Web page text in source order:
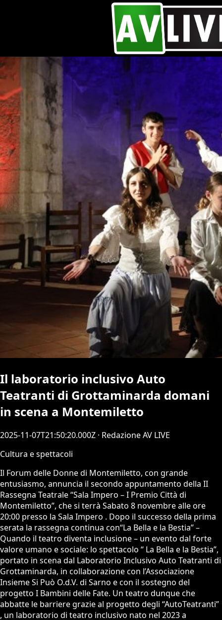
Il laboratorio inclusivo Auto
Teatranti di Grottaminarda domani
in scena a Montemiletto
2025-11-07T21:50:20.000Z · Redazione AV LIVE
Cultura e spettacoli
Il Forum delle Donne di Montemiletto, con grande
entusiasmo, annuncia il secondo appuntamento della II
Rassegna Teatrale “Sala Impero – I Premio Città di
Montemiletto”, che si terrà Sabato 8 novembre alle ore
20:00 presso la Sala Impero . Dopo il successo della prima
serata la rassegna continua con“La Bella e la Bestia” –
Quando il teatro diventa inclusione – un evento dal forte
valore umano e sociale: lo spettacolo “ La Bella e la Bestia”,
portato in scena dal Laboratorio Inclusivo Auto Teatranti di
Grottaminarda, in collaborazione con l’Associazione
Insieme Si Può O.d.V. di Sarno e con il sostegno del
progetto I Bambini delle Fate. Un teatro dunque che
abbatte le barriere grazie al progetto degli “AutoTeatranti”
, un laboratorio di teatro inclusivo nato nel 2023 a